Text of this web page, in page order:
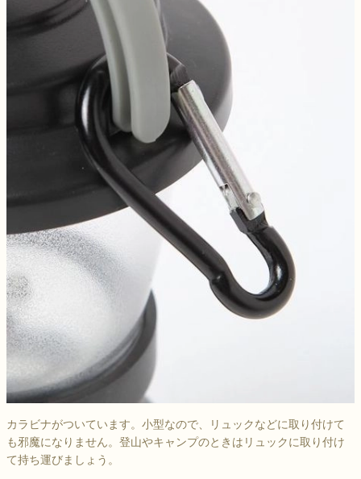
カラビナがついています。小型なので、リュックなどに取り付けて
も邪魔になりません。登山やキャンプのときはリュックに取り付け
て持ち運びましょう。